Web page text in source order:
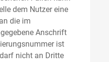
dem Nutzer eine
die im
Anschrift
ist
nicht an Dritte